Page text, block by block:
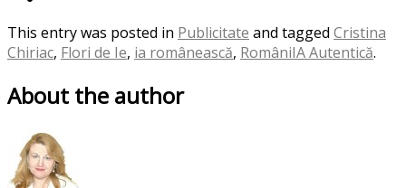
This entry was posted in Publicitate and tagged Cristina
Chiriac, Flori de Ie, ia românească, RomâniIA Autentică.
About the author